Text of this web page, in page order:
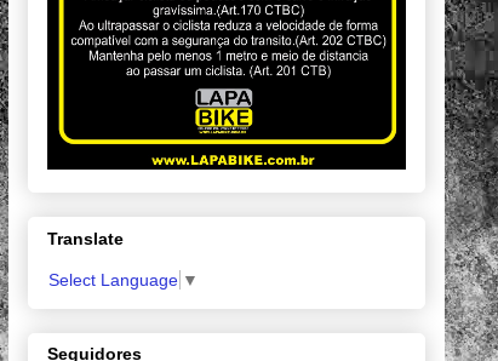
Translate
Select Language ▼
Seguidores